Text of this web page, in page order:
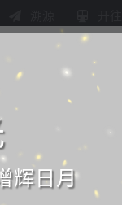
辉日月